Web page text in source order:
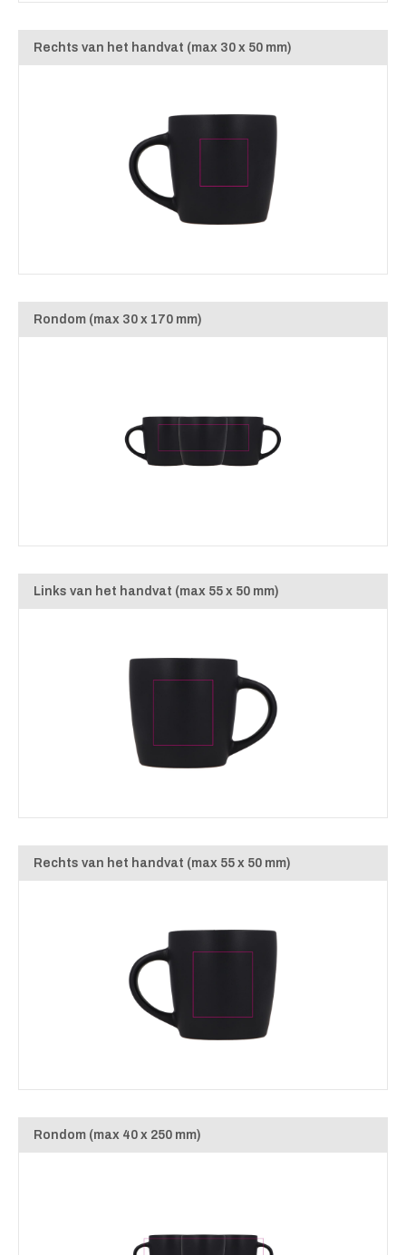
Rechts van het handvat (max 30 x 50 mm)
Rondom (max 30 x 170 mm)
Links van het handvat (max 55 x 50 mm)
Rechts van het handvat (max 55 x 50 mm)
Rondom (max 40 x 250 mm)